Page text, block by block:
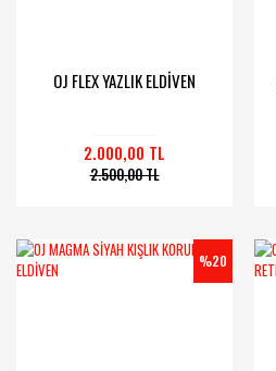
OJ FLEX YAZLIK ELDİVEN
2.000,00 TL
2.500,00 TL
%20